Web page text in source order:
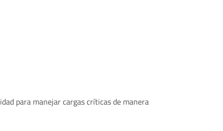
para manejar cargas críticas de manera